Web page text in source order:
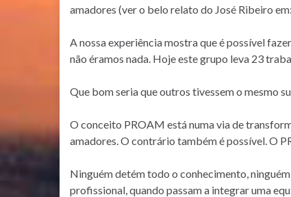
amadores (ver o belo relato do José Ribeiro em:
A nossa experiência mostra que é possível
não éramos nada. Hoje este grupo leva 23
Que bom seria que outros tivessem o mesmo
O conceito PROAM está numa via de
amadores. O contrário também é possível. O
Ninguém detém todo o conhecimento,
profissional, quando passam a integrar uma